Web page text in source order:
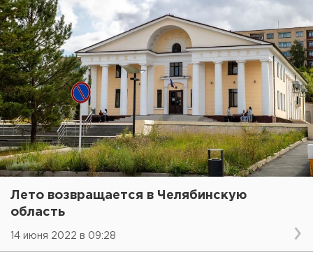
Лето возвращается в Челябинскую
область
14 июня 2022 в 09:28